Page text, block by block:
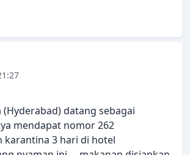
(Hyderabad) datang sebagai
mendapat nomor 262
karantina 3 hari di hotel